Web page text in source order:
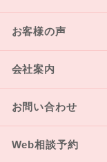
お客様の声
会社案内
お問い合わせ
Web相談予約